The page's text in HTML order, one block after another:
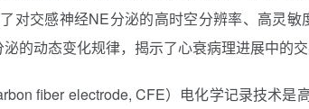
对交感神经NE分泌的高时空分辨率、高灵敏
的动态变化规律，揭示了心衰病理进展中的交
fiber electrode, CFE）电化学记录技术是